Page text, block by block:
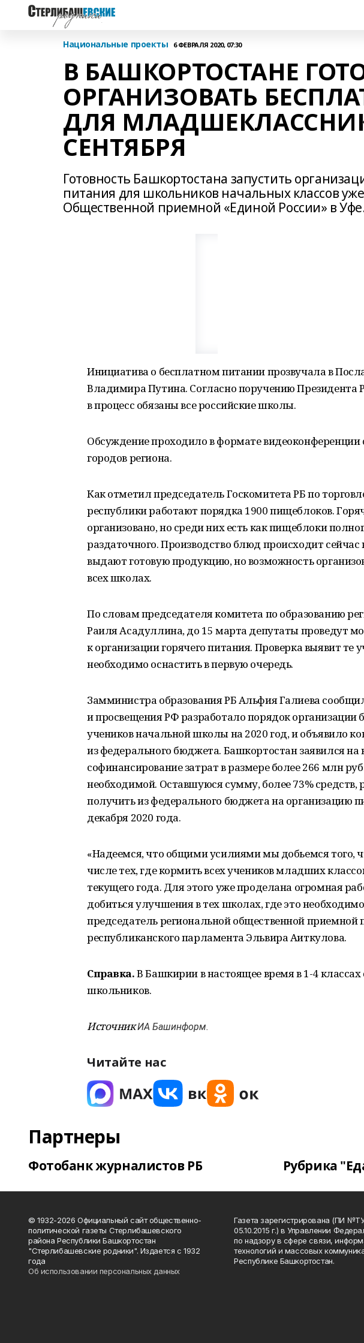
Национальные проекты 6 ФЕВРАЛЯ 2020, 07:30
В БАШКОРТОСТАНЕ
ОРГАНИЗОВАТЬ
ДЛЯ
СЕНТЯБРЯ
Готовность Башкортостана запустить
питания для школьников начальных классов
Общественной приемной «Единой России» в
Инициатива о бесплатном питании прозвучала в
Владимира Путина. Согласно поручению Президента
в процесс обязаны все российские школы.
Обсуждение проходило в формате видеоконференции
городов региона.
Как отметил председатель Госкомитета РБ по
республики работают порядка 1900 пищеблоков.
организовано, но среди них есть как пищеблоки
раздаточного. Производство блюд происходит сейчас
выдают готовую продукцию, но возможность
всех школах.
По словам председателя комитета по образованию
Раиля Асадуллина, до 15 марта депутаты проведут
к организации горячего питания. Проверка выявит те
необходимо оснастить в первую очередь.
Замминистра образования РБ Альфия Галиева
и просвещения РФ разработало порядок организации
учеников начальной школы на 2020 год, и объявило
из федерального бюджета. Башкортостан заявился на
софинансирование затрат в размере более 266 млн
необходимой. Оставшуюся сумму, более 73% средств,
получить из федерального бюджета на организацию
декабря 2020 года.
«Надеемся, что общими усилиями мы добьемся того,
числе тех, где кормить всех учеников младших
текущего года. Для этого уже проделана огромная
добиться улучшения в тех школах, где это
председатель региональной общественной приемной
республиканского парламента Эльвира Аиткулова.
Справка.В Башкирии в настоящее время в 1-4 классах
школьников.
ИсточникИА Башинформ.
Читайте нас
Партнеры
Фотобанк журналистов РБ Рубрика
© 1932-2026 Официальный сайт общественно-
политической газеты Стерлибашевского
района Республики Башкортостан
"Стерлибашевские родники". Издается с 1932
года
Об использовании персональных данных
Газета зарегистрирована (ПИ
05.10.2015 г.) в Управлении
по надзору в сфере связи,
технологий и массовых
Республике Башкортостан.